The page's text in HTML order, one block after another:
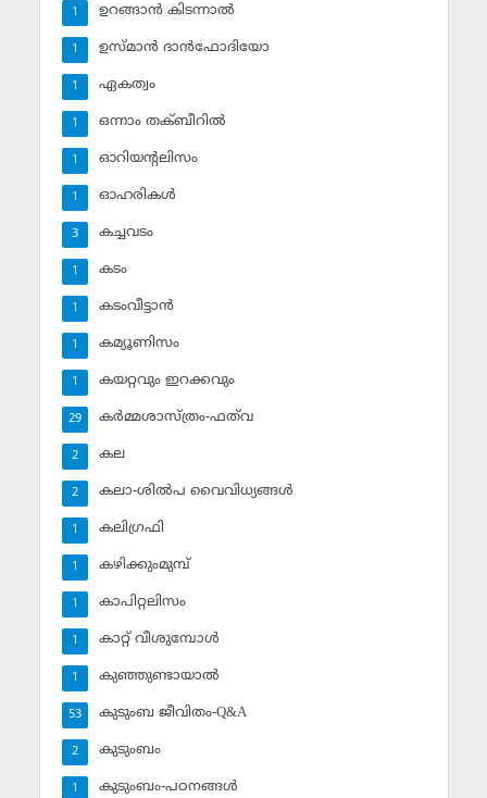
ഉറങ്ങാന്‍ കിടന്നാല്‍
1
ഉസ്മാന്‍ ദാന്‍ഫോദിയോ
1
ഏകത്വം
1
ഒന്നാം തക്ബീറില്‍
1
ഓറിയന്റലിസം
1
ഓഹരികള്‍
1
കച്ചവടം
3
കടം
1
കടംവീട്ടാന്‍
1
കമ്യൂണിസം
1
കയറ്റവും ഇറക്കവും
1
കര്‍മ്മശാസ്ത്രം-ഫത്‌വ
29
കല
2
കലാ-ശില്‍പ വൈവിധ്യങ്ങള്‍
2
കലിഗ്രഫി
1
കഴിക്കുംമുമ്പ്
1
കാപിറ്റലിസം
1
കാറ്റ് വീശുമ്പോള്‍
1
കുഞ്ഞുണ്ടായാല്‍
1
കുടുംബ ജീവിതം-Q&A
53
കുടുംബം
2
കുടുംബം-പഠനങ്ങള്‍
1